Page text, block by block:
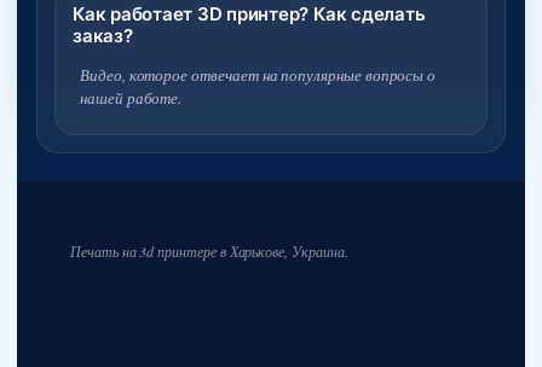
Как работает 3D принтер? Как сделать
заказ?
Видео, которое отвечает на популярные вопросы о
нашей работе.
Печать на 3d принтере в Харькове, Украина.